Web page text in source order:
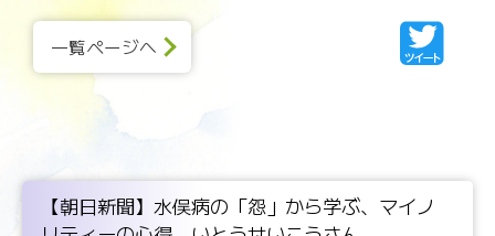
一覧ページへ
【朝日新聞】水俣病の「怨」から学ぶ、マイノ